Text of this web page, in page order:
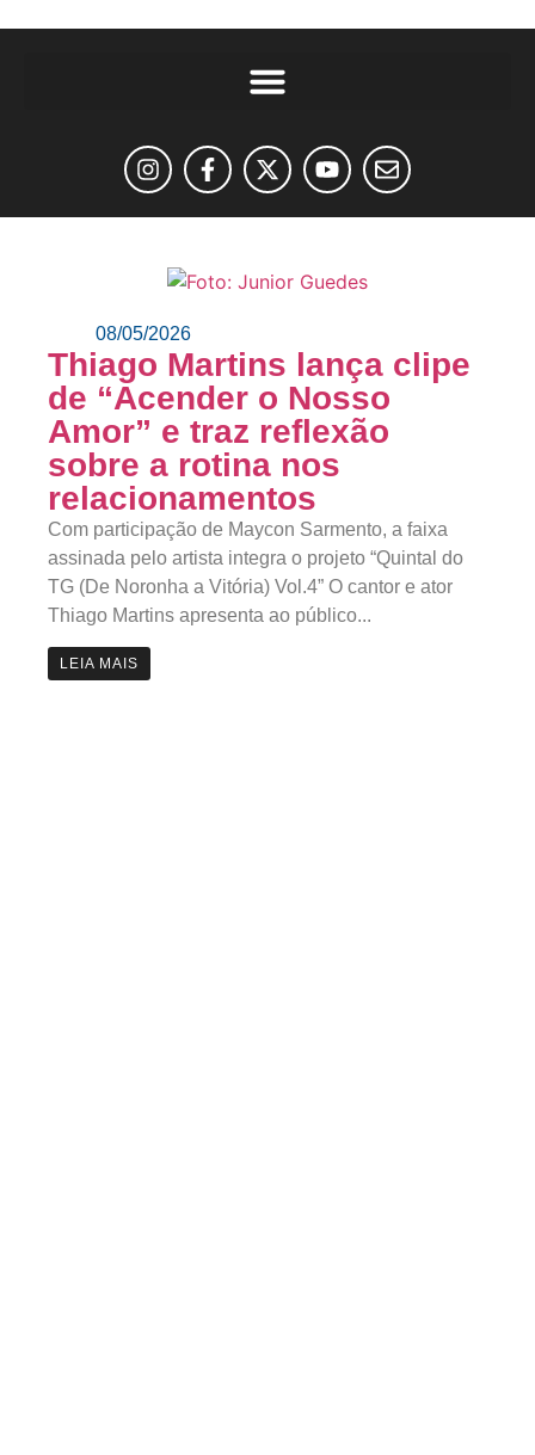
08/05/2026
Thiago Martins lança clipe
de “Acender o Nosso
Amor” e traz reflexão
sobre a rotina nos
relacionamentos
Com participação de Maycon Sarmento, a faixa
assinada pelo artista integra o projeto “Quintal do
TG (De Noronha a Vitória) Vol.4” O cantor e ator
Thiago Martins apresenta ao público...
LEIA MAIS